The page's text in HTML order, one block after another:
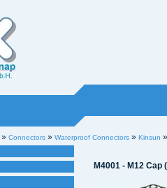
» Connectors » Waterproof Connectors » Kinsun
M4001 - M12 Cap